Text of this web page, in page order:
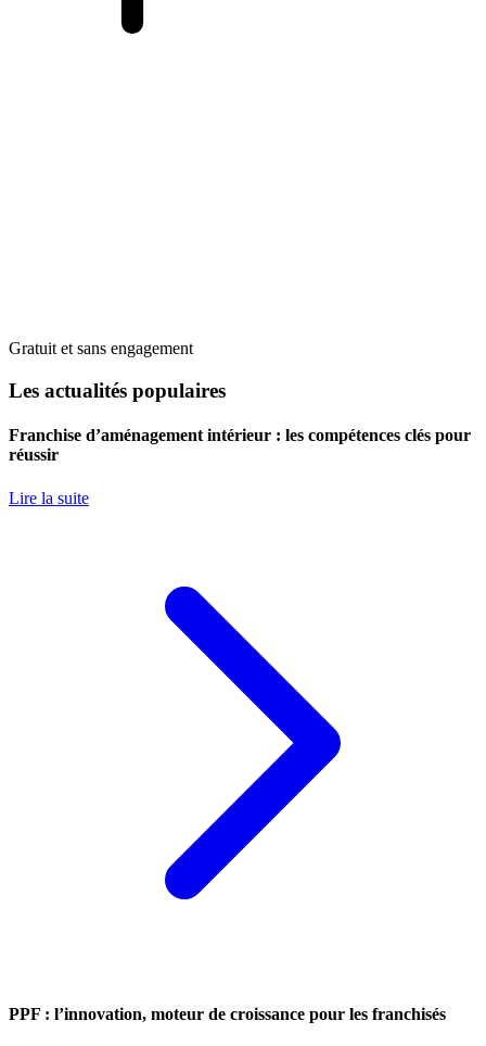
Gratuit et sans engagement
Les actualités populaires
Franchise d’aménagement intérieur : les compétences clés pour
réussir
Lire la suite
PPF : l’innovation, moteur de croissance pour les franchisés